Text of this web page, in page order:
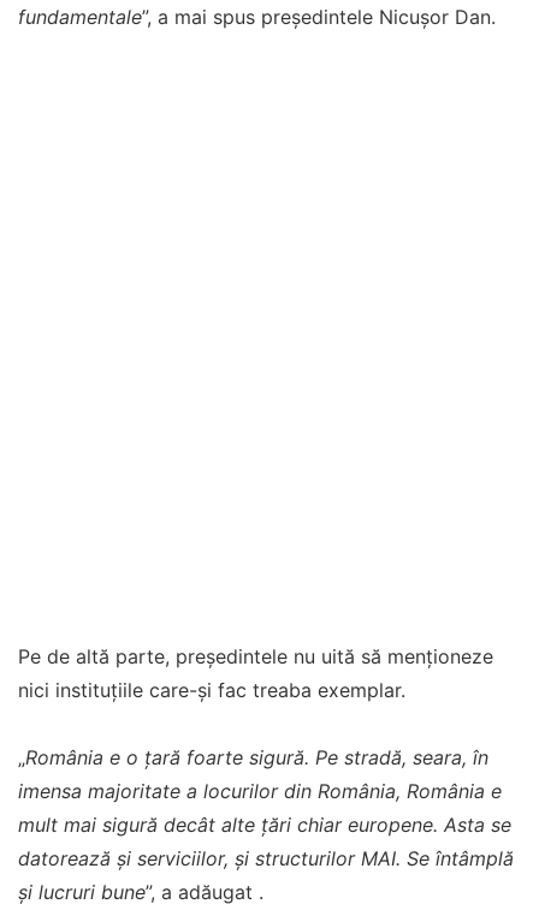
fundamentale”, a mai spus președintele Nicușor Dan.
Pe de altă parte, președintele nu uită să menționeze
nici instituțiile care-și fac treaba exemplar.
„România e o țară foarte sigură. Pe stradă, seara, în
imensa majoritate a locurilor din România, România e
mult mai sigură decât alte țări chiar europene. Asta se
datorează și serviciilor, și structurilor MAI. Se întâmplă
și lucruri bune”, a adăugat .